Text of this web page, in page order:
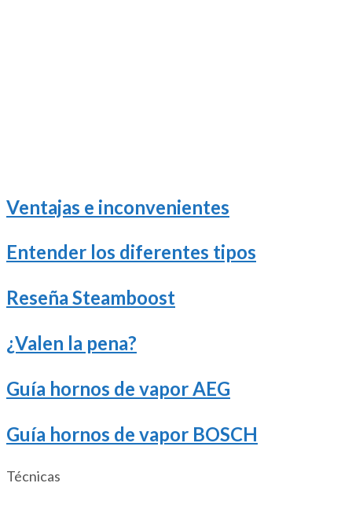
Ventajas e inconvenientes
Entender los diferentes tipos
Reseña Steamboost
¿Valen la pena?
Guía hornos de vapor AEG
Guía hornos de vapor BOSCH
Técnicas